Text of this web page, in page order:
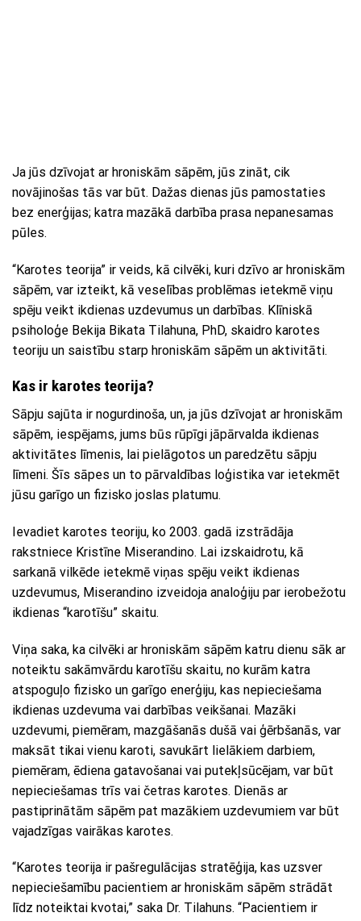
Ja jūs dzīvojat ar hroniskām sāpēm, jūs zināt, cik
novājinošas tās var būt. Dažas dienas jūs pamostaties
bez enerģijas; katra mazākā darbība prasa nepanesamas
pūles.
“Karotes teorija” ir veids, kā cilvēki, kuri dzīvo ar hroniskām
sāpēm, var izteikt, kā veselības problēmas ietekmē viņu
spēju veikt ikdienas uzdevumus un darbības. Klīniskā
psiholoģe Bekija Bikata Tilahuna, PhD, skaidro karotes
teoriju un saistību starp hroniskām sāpēm un aktivitāti.
Kas ir karotes teorija?
Sāpju sajūta ir nogurdinoša, un, ja jūs dzīvojat ar hroniskām
sāpēm, iespējams, jums būs rūpīgi jāpārvalda ikdienas
aktivitātes līmenis, lai pielāgotos un paredzētu sāpju
līmeni. Šīs sāpes un to pārvaldības loģistika var ietekmēt
jūsu garīgo un fizisko joslas platumu.
Ievadiet karotes teoriju, ko 2003. gadā izstrādāja
rakstniece Kristīne Miserandino. Lai izskaidrotu, kā
sarkanā vilkēde ietekmē viņas spēju veikt ikdienas
uzdevumus, Miserandino izveidoja analoģiju par ierobežotu
ikdienas “karotīšu” skaitu.
Viņa saka, ka cilvēki ar hroniskām sāpēm katru dienu sāk ar
noteiktu sakāmvārdu karotīšu skaitu, no kurām katra
atspoguļo fizisko un garīgo enerģiju, kas nepieciešama
ikdienas uzdevuma vai darbības veikšanai. Mazāki
uzdevumi, piemēram, mazgāšanās dušā vai ģērbšanās, var
maksāt tikai vienu karoti, savukārt lielākiem darbiem,
piemēram, ēdiena gatavošanai vai putekļsūcējam, var būt
nepieciešamas trīs vai četras karotes. Dienās ar
pastiprinātām sāpēm pat mazākiem uzdevumiem var būt
vajadzīgas vairākas karotes.
“Karotes teorija ir pašregulācijas stratēģija, kas uzsver
nepieciešamību pacientiem ar hroniskām sāpēm strādāt
līdz noteiktai kvotai,” saka Dr. Tilahuns. “Pacientiem ir